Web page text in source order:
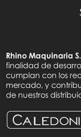
Rhino Maquinaria
finalidad de
cumplan con los
mercado, y
de nuestros